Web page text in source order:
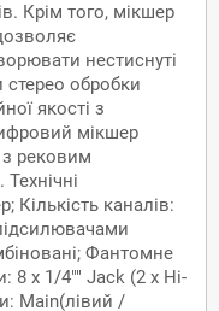
Крім того, мікшер
нестиснуті
обробки
якості з
мікшер
з рековим
Кількість каналів:
Фантомне
8 x 1/4"" Jack (2 x Hi-
Main(лівий /